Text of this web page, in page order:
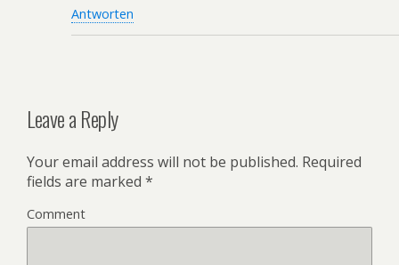
Antworten
Leave a Reply
Your email address will not be published. Required
fields are marked *
Comment